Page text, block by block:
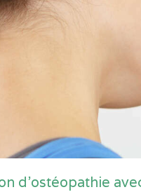
d'ostéopathie